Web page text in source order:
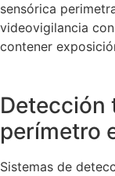
sensórica
videovigilancia
contener
Detección
perímetro
Sistemas de